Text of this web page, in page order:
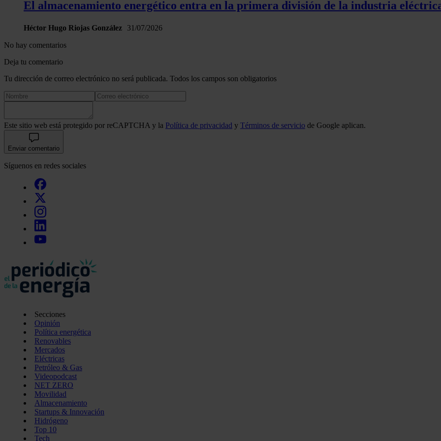
El almacenamiento energético entra en la primera división de la industria
Héctor Hugo Riojas González 31/07/2026
No hay comentarios
Deja tu comentario
Tu dirección de correo electrónico no será publicada. Todos los campos son obligatorios
Este sitio web está protegido por reCAPTCHA y la Política de privacidad y Términos de servicio de Google aplican.
Enviar comentario
Síguenos en redes sociales
Secciones
Opinión
Política energética
Renovables
Mercados
Eléctricas
Petróleo & Gas
Videopodcast
NET ZERO
Movilidad
Almacenamiento
Startups & Innovación
Hidrógeno
Top 10
Tech